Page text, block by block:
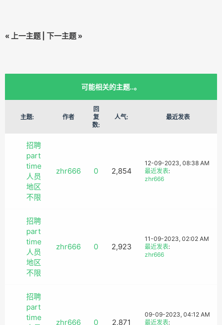
« 上一主题 下一主题 »
可能相关的主题..。
主题: 作者
回
复
数:
人气: 最近发表
招聘
part
time
人员
地区
不限
zhr666 0 2,854
12-09-2023, 08:38 AM
最近发表:
zhr666
招聘
part
time
人员
地区
不限
zhr666 0 2,923
11-09-2023, 02:02 AM
最近发表:
zhr666
招聘
part
time
zhr666 0 2,871
09-09-2023, 04:12 AM
最近发表: